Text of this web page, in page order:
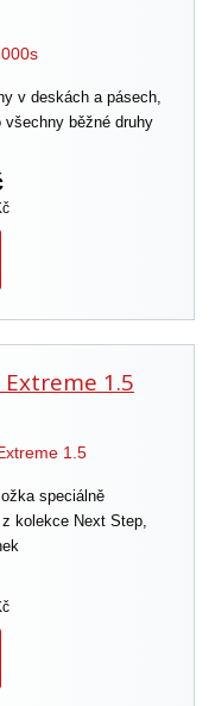
v deskách a pásech,
všechny běžné druhy
1.5
speciálně
kolekce Next Step,